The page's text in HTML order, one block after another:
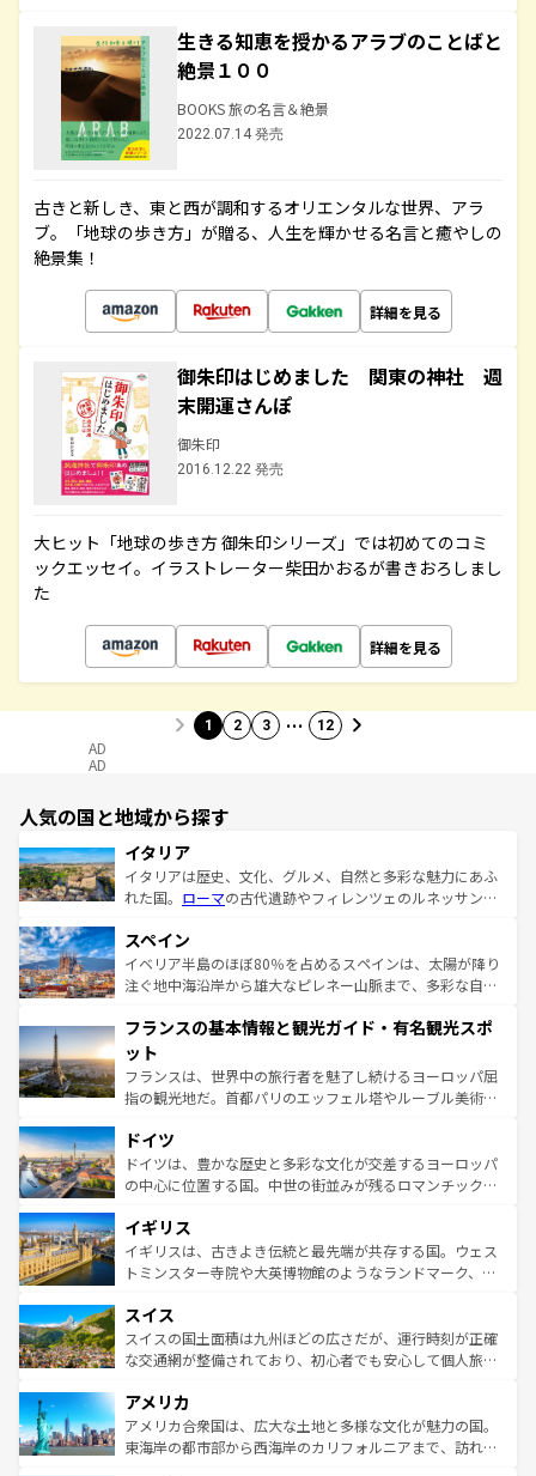
生きる知恵を授かるアラブのことばと
絶景１００
BOOKS 旅の名言＆絶景
2022.07.14 発売
古きと新しき、東と西が調和するオリエンタルな世界、アラ
ブ。「地球の歩き方」が贈る、人生を輝かせる名言と癒やしの
絶景集！
詳細を見る
御朱印はじめました 関東の神社 週
末開運さんぽ
御朱印
2016.12.22 発売
大ヒット「地球の歩き方 御朱印シリーズ」では初めてのコミ
ックエッセイ。イラストレーター柴田かおるが書きおろしまし
た
詳細を見る
1 2 3 … 12
AD
AD
人気の国と地域から探す
イタリア
イタリアは歴史、文化、グルメ、自然と多彩な魅力にあふ
れた国。 ローマの古代遺跡やフィレンツェのルネッサンス
ろん、トスカーナの美しい田園風景やアマルフィ海岸の絶
景など、自然景観も見逃せない。観光の合間には、本場の
ピザやパスタなど、絶品のイタリア料理を堪能することも
ませてくれるイタリアで、忘れられない旅をしてみよう！
なお、新着のイタリア情報は
しい。
スペイン
イベリア半島のほぼ80％を占めるスペインは、太陽が降り
注ぐ地中海沿岸から雄大なピレネー山脈まで、多彩な自然
文化が根付くこの国では、情熱的なフラメンコ、熱気あふ
れる闘牛、そして美味しいタパスが生活の一部となってい
る。首都マドリードの洗練された雰囲気や、バルセロナの
アートに溢れた街角から、地方では古代ローマ遺跡や中世
せる。地方によって風土や気候が異なるスペインはその個
性で訪れる人を魅了する。 なお、新着のスペイン情報は コ
ンテンツ一覧を参照してほしい。
フランスの基本情報と観光ガイド・有名観光スポ
ット
フランスは、世界中の旅行者を魅了し続けるヨーロッパ屈
指の観光地だ。首都パリのエッフェル塔やルーブル美術館
で、幅広い魅力が詰まっている。華麗な宮殿、歴史的な大
聖堂、美しいビーチ、そして豊かな自然が、訪れる者を心
から魅了する。また、フランスは美食の国としても知ら
いる。シャンパンの発祥地であるランス、プロヴァンスの
香り高いラベンダー畑など、多彩な楽しみ方が可能だ。さ
らに、パリ以外の地域にも魅力が溢れており、どの街角に
れる地方に足を運ぶとそれぞれで全く異なる文化を体験で
きるだろう。 なお、新着のフランス情報はコンテンツ一覧
を参照してほしい。
ドイツ
ドイツは、豊かな歴史と多彩な文化が交差するヨーロッパ
の中心に位置する国。中世の街並みが残るロマンチック街
顔を持つこの国は、どこを歩いても飽きることがない。ベ
ルリンの文化的活気、バイエルン州のアルプスの絶景、そ
してライン川沿いのワイン畑といった風景は必見。ビール
は、お酒好きな人にはぜひ体験してほしい。 なお、新着の
ドイツ情報はコンテンツ一覧を参照してほしい。
イギリス
イギリスは、古きよき伝統と最先端が共存する国。ウェス
トミンスター寺院や大英博物館のようなランドマーク、歴
リアごとに異なる魅力がある。また、優雅なアフタヌーン
ティー、ビール好きにはたまらない英国パブ、サッカー観
戦など、本場だからこそできる体験も豊富。イギリスを旅
ンツ一覧を参照してほしい。
スイス
スイスの国土面積は九州ほどの広さだが、運行時刻が正確
な交通網が整備されており、初心者でも安心して個人旅行
の建物がそのまま残る町や、スイスならではのユニークな
博物館もあり、アルプス観光だけでなく町歩きも満喫する
ことができる。国民の所得が高いため物価も高いが、旅行
アメリカ
アメリカ合衆国は、広大な土地と多様な文化が魅力の国。
東海岸の都市部から西海岸のカリフォルニアまで、訪れる